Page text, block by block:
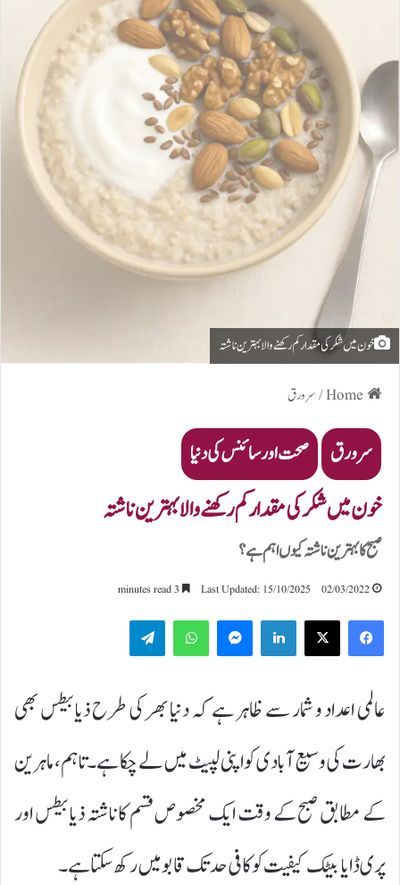
خون میں شکر کی مقدار کم رکھنے والا بہترین ناشتہ
/سرورق
سرورق صحت اور سائنس کی دنیا
خون میں شکر کی مقدار کم رکھنے والا بہترین ناشتہ
صبح کا بہترین ناشتہ کیوں اہم ہے؟
02/03/2022
Last Updated: 15/10/2025
LinkedIn
WhatsApp
عالمی اعداد و شمار سے ظاہر ہے کہ دنیا بھر کی طرح ذیابیطس بھی
بھارت کی وسیع آبادی کو اپنی لپیٹ میں لے چکا ہے۔ تاہم، ماہرین
کے مطابق صبح کے وقت ایک مخصوص قسم کا ناشتہ ذیابیطس اور
پری ڈایابیٹک کیفیت کو کافی حد تک قابو میں رکھ سکتا ہے۔